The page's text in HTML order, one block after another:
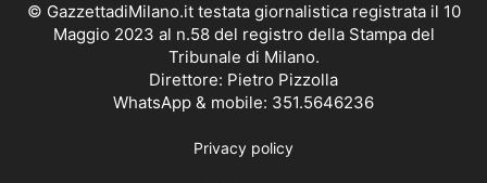
© GazzettadiMilano.it testata giornalistica registrata il 10
Maggio 2023 al n.58 del registro della Stampa del
Tribunale di Milano.
Direttore: Pietro Pizzolla
WhatsApp & mobile: 351.5646236
Privacy policy